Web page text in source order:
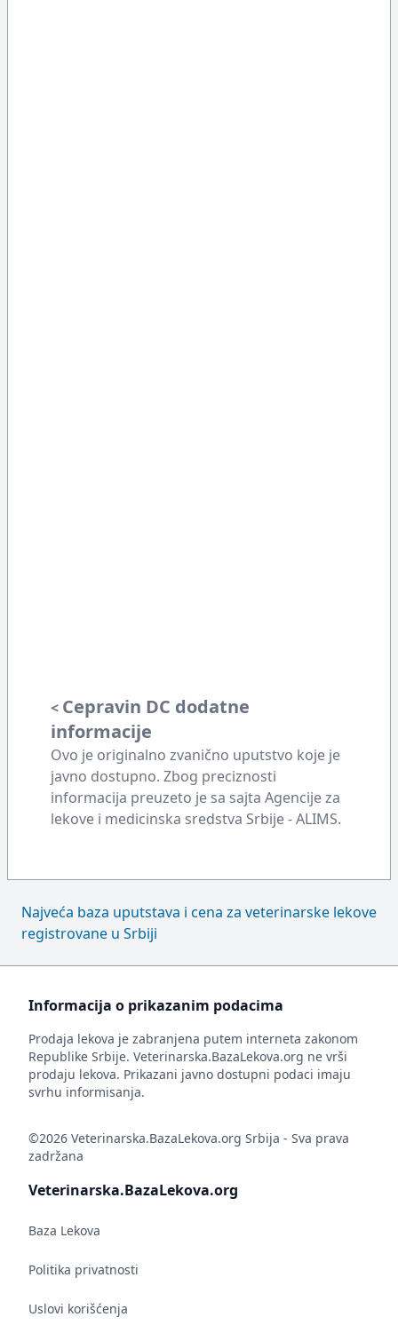
< Cepravin DC dodatne
informacije
Ovo je originalno zvanično uputstvo koje je
javno dostupno. Zbog preciznosti
informacija preuzeto je sa sajta Agencije za
lekove i medicinska sredstva Srbije - ALIMS.
Najveća baza uputstava i cena za veterinarske lekove
registrovane u Srbiji
Informacija o prikazanim podacima
Prodaja lekova je zabranjena putem interneta zakonom
Republike Srbije. Veterinarska.BazaLekova.org ne vrši
prodaju lekova. Prikazani javno dostupni podaci imaju
svrhu informisanja.
©2026 Veterinarska.BazaLekova.org Srbija - Sva prava
zadržana
Veterinarska.BazaLekova.org
Baza Lekova
Politika privatnosti
Uslovi korišćenja